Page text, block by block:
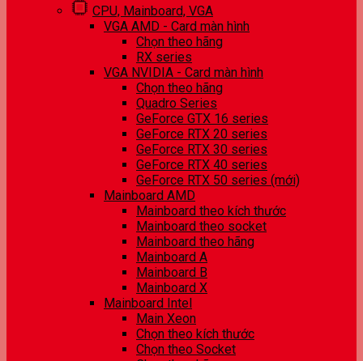
CPU, Mainboard, VGA
VGA AMD - Card màn hình
Chọn theo hãng
RX series
VGA NVIDIA - Card màn hình
Chọn theo hãng
Quadro Series
GeForce GTX 16 series
GeForce RTX 20 series
GeForce RTX 30 series
GeForce RTX 40 series
GeForce RTX 50 series (mới)
Mainboard AMD
Mainboard theo kích thước
Mainboard theo socket
Mainboard theo hãng
Mainboard A
Mainboard B
Mainboard X
Mainboard Intel
Main Xeon
Chọn theo kích thước
Chọn theo Socket